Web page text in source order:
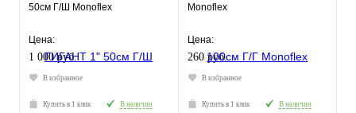
50см Г/Ш Monoflex
Цена:
1 000 руб.
В избранное
Купить в 1 клик В наличии
Monoflex
Цена:
260 руб.
В избранное
Купить в 1 клик В наличии